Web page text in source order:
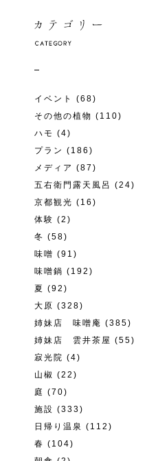
イベント
(68)
その他の植物 (110)
ハモ (4)
プラン (186)
メディア (87)
五右衛門露天風呂 (24)
京都観光 (16)
体験 (2)
冬 (58)
味噌 (91)
味噌鍋 (192)
夏 (92)
大原 (328)
姉妹店 味噌庵 (385)
姉妹店 雲井茶屋 (55)
寂光院 (4)
山椒 (22)
庭 (70)
施設 (333)
日帰り温泉 (112)
春 (104)